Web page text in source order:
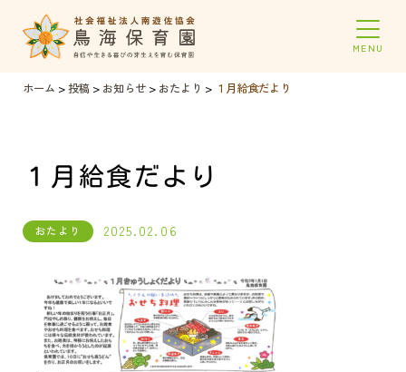
ホーム >投稿 > お知らせ > おたより > １月給食だより
１月給食だより
おたより 2025.02.06